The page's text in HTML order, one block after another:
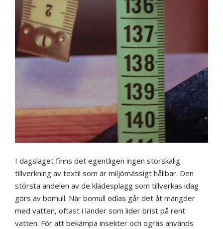
I dagsläget finns det egentligen ingen storskalig
tillverkning av textil som är miljömässigt hållbar. Den
största andelen av de klädesplagg som tillverkas idag
görs av bomull. När bomull odlas går det åt mängder
med vatten, oftast i länder som lider brist på rent
vatten. För att bekämpa insekter och ogräs används